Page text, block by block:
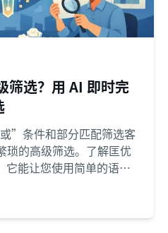
筛选？用 AI 即时完
”条件和部分匹配筛选客
琐的高级筛选。了解匡优
它能让您使用简单的语言